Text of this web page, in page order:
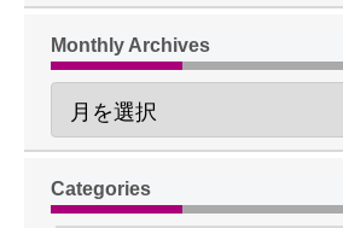
Monthly Archives
Categories